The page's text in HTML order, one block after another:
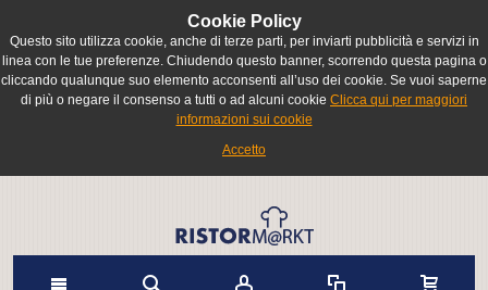
Cookie Policy
Questo sito utilizza cookie, anche di terze parti, per inviarti pubblicità e servizi in
linea con le tue preferenze. Chiudendo questo banner, scorrendo questa pagina o
cliccando qualunque suo elemento acconsenti all’uso dei cookie. Se vuoi saperne
di più o negare il consenso a tutti o ad alcuni cookie Clicca qui per maggiori
informazioni sui cookie
Accetto